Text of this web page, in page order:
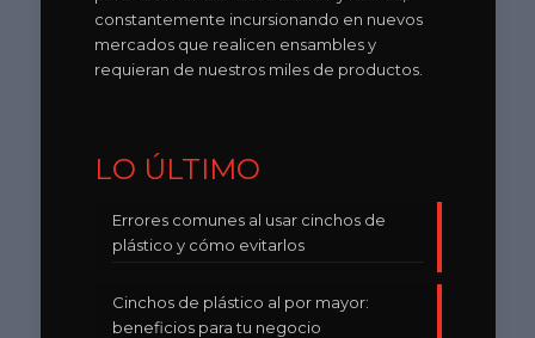
constantemente incursionando en nuevos
mercados que realicen ensambles y
requieran de nuestros miles de productos.
LO ÚLTIMO
Errores comunes al usar cinchos de
plástico y cómo evitarlos
Cinchos de plástico al por mayor:
beneficios para tu negocio